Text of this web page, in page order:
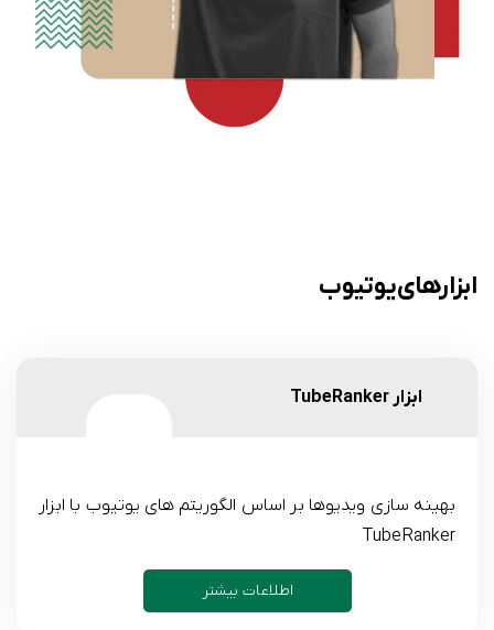
ابزارهای یوتیوب
ابزار TubeRanker
بهینه سازی ویدیوها بر اساس الگوریتم های یوتیوب با ابزار
TubeRanker
اطلاعات بیشتر